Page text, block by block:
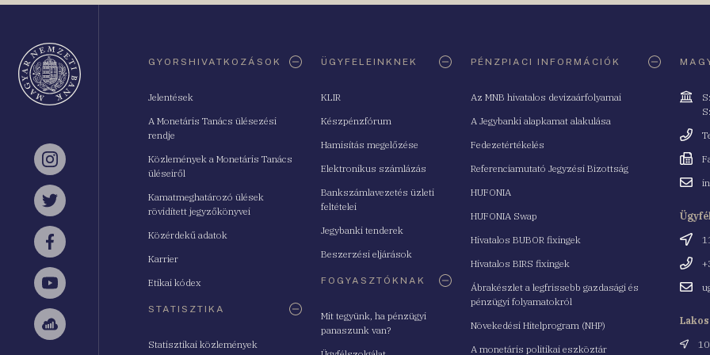
Instagram
Twitter
Facebook
YouTube
Sellsy
GYORSHIVATKOZÁSOK
Jelentések
A Monetáris Tanács ülésezési
rendje
Közlemények a Monetáris Tanács
üléseiről
Kamatmeghatározó ülések
rövidített jegyzőkönyvei
Közérdekű adatok
Karrier
Etikai kódex
STATISZTIKA
Statisztikai közlemények
ÜGYFELEINKNEK
KLIR
Készpénzfórum
Hamisítás megelőzése
Elektronikus számlázás
Bankszámlavezetés üzleti
feltételei
Jegybanki tenderek
Beszerzési eljárások
FOGYASZTÓKNAK
Mit tegyünk, ha pénzügyi
panaszunk van?
PÉNZPIACI INFORMÁCIÓK
Az MNB hivatalos devizaárfolyamai
A Jegybanki alapkamat alakulása
Fedezetértékelés
Referenciamutató Jegyzési Bizottság
HUFONIA
HUFONIA Swap
Hivatalos BUBOR fixingek
Hivatalos BIRS fixingek
Ábrakészlet a legfrissebb gazdasági és
pénzügyi folyamatokról
Növekedési Hitelprogram (NHP)
A monetáris politikai eszköztár
Cím
Fax
Email
Cím
Email
Cím